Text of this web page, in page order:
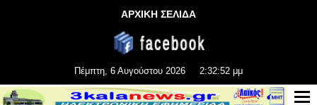
ΑΡΧΙΚΗ ΣΕΛΙΔΑ
Πέμπτη, 6 Αυγούστου 2026 2:32:53 μμ